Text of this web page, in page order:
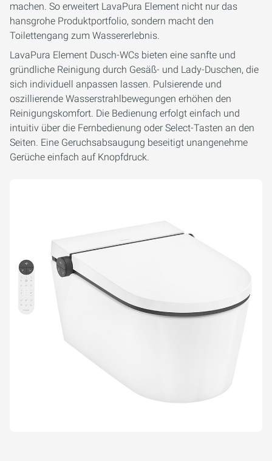
machen. So erweitert LavaPura Element nicht nur das
hansgrohe Produktportfolio, sondern macht den
Toilettengang zum Wassererlebnis.
LavaPura Element Dusch-WCs bieten eine sanfte und
gründliche Reinigung durch Gesäß- und Lady-Duschen, die
sich individuell anpassen lassen. Pulsierende und
oszillierende Wasserstrahlbewegungen erhöhen den
Reinigungskomfort. Die Bedienung erfolgt einfach und
intuitiv über die Fernbedienung oder Select-Tasten an den
Seiten. Eine Geruchsabsaugung beseitigt unangenehme
Gerüche einfach auf Knopfdruck.